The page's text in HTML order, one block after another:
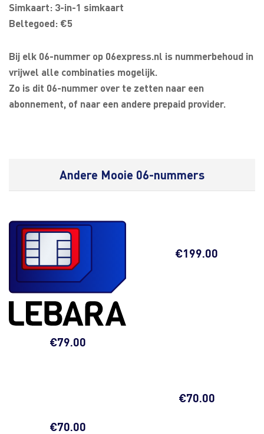
Simkaart: 3-in-1 simkaart
Beltegoed: €5
Bij elk 06-nummer op 06express.nl is nummerbehoud in
vrijwel alle combinaties mogelijk.
Zo is dit 06-nummer over te zetten naar een
abonnement, of naar een andere prepaid provider.
Andere Mooie 06-nummers
€79.00
€199.00
€70.00
€70.00